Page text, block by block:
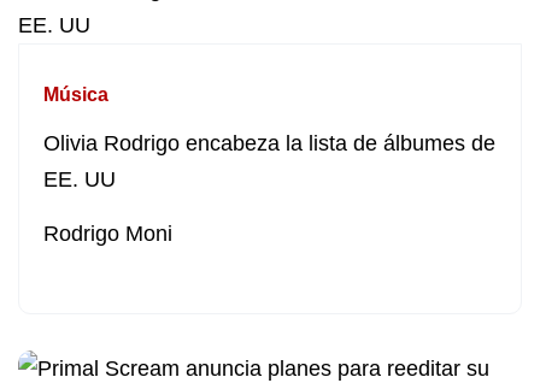
Música
Olivia Rodrigo encabeza la lista de álbumes de
EE. UU
Rodrigo Moni